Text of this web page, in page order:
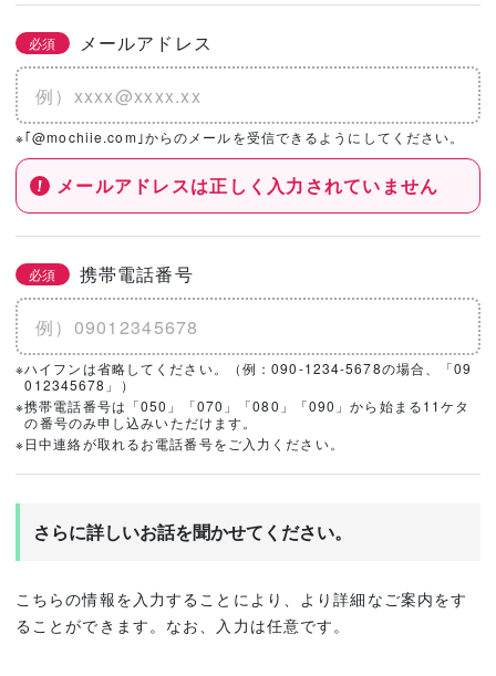
必須 メールアドレス
※｢@mochiie.com｣からのメールを受信できるようにしてください。
メールアドレスは正しく入力されていません
必須 携帯電話番号
※ハイフンは省略してください。（例：090-1234-5678の場合、「09
012345678」）
※携帯電話番号は「050」「070」「080」「090」から始まる11ケタ
の番号のみ申し込みいただけます。
※日中連絡が取れるお電話番号をご入力ください。
さらに詳しいお話を聞かせてください。
こちらの情報を入力することにより、より詳細なご案内をす
ることができます。なお、入力は任意です。